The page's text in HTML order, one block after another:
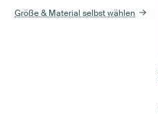
Größe & Material selbst wählen